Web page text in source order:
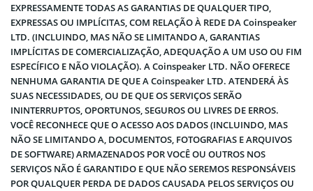
EXPRESSAMENTE TODAS AS GARANTIAS DE QUALQUER TIPO,
EXPRESSAS OU IMPLÍCITAS, COM RELAÇÃO À REDE DA Coinspeaker
LTD. (INCLUINDO, MAS NÃO SE LIMITANDO A, GARANTIAS
IMPLÍCITAS DE COMERCIALIZAÇÃO, ADEQUAÇÃO A UM USO OU FIM
ESPECÍFICO E NÃO VIOLAÇÃO). A Coinspeaker LTD. NÃO OFERECE
NENHUMA GARANTIA DE QUE A Coinspeaker LTD. ATENDERÁ ÀS
SUAS NECESSIDADES, OU DE QUE OS SERVIÇOS SERÃO
ININTERRUPTOS, OPORTUNOS, SEGUROS OU LIVRES DE ERROS.
VOCÊ RECONHECE QUE O ACESSO AOS DADOS (INCLUINDO, MAS
NÃO SE LIMITANDO A, DOCUMENTOS, FOTOGRAFIAS E ARQUIVOS
DE SOFTWARE) ARMAZENADOS POR VOCÊ OU OUTROS NOS
SERVIÇOS NÃO É GARANTIDO E QUE NÃO SEREMOS RESPONSÁVEIS
POR QUALQUER PERDA DE DADOS CAUSADA PELOS SERVIÇOS OU